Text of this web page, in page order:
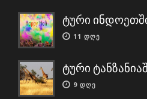
ტური
11 ᲓᲦᲔ
ტური
9 ᲓᲦᲔ